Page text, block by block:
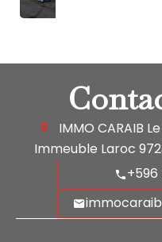
IMMO CARAIB
Immeuble Laroc